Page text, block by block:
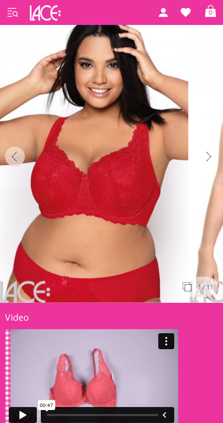
0
Startseite MAT Lingerie
1/ 11
Video